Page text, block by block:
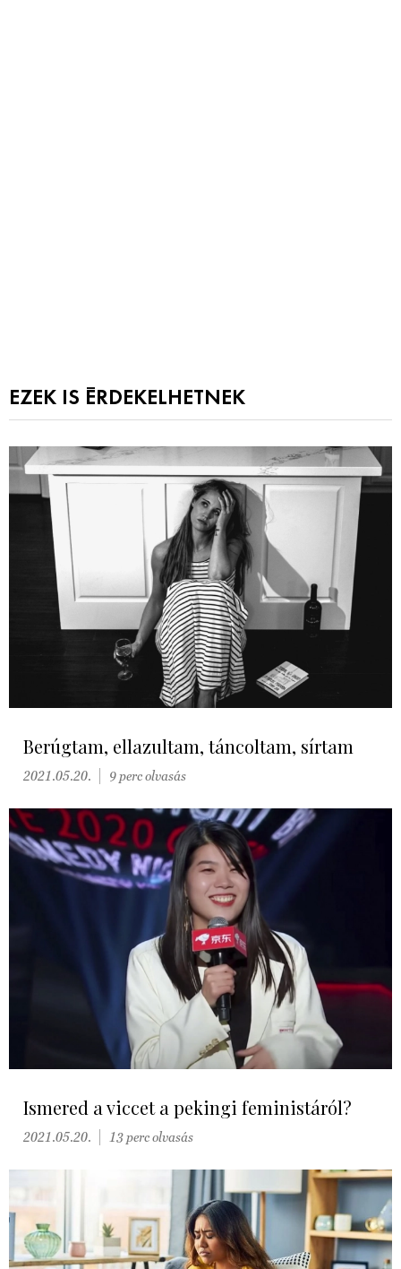
EZEK IS ÉRDEKELHETNEK
Berúgtam, ellazultam, táncoltam, sírtam
2021.05.20. 9 perc olvasás
Ismered a viccet a pekingi feministáról?
2021.05.20. 13 perc olvasás